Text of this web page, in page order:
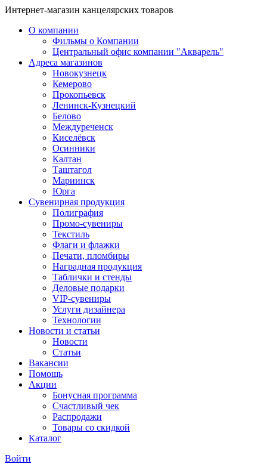
Интернет-магазин канцелярских товаров
О компании
Фильмы о Компании
Центральный офис компании "Акварель"
Адреса магазинов
Новокузнецк
Кемерово
Прокопьевск
Ленинск-Кузнецкий
Белово
Междуреченск
Киселёвск
Осинники
Калтан
Таштагол
Мариинск
Юрга
Сувенирная продукция
Полиграфия
Промо-сувениры
Текстиль
Флаги и флажки
Печати, пломбиры
Наградная продукция
Таблички и стенды
Деловые подарки
VIP-сувениры
Услуги дизайнера
Технологии
Новости и статьи
Новости
Статьи
Вакансии
Помощь
Акции
Бонусная программа
Счастливый чек
Распродажи
Товары со скидкой
Каталог
Войти